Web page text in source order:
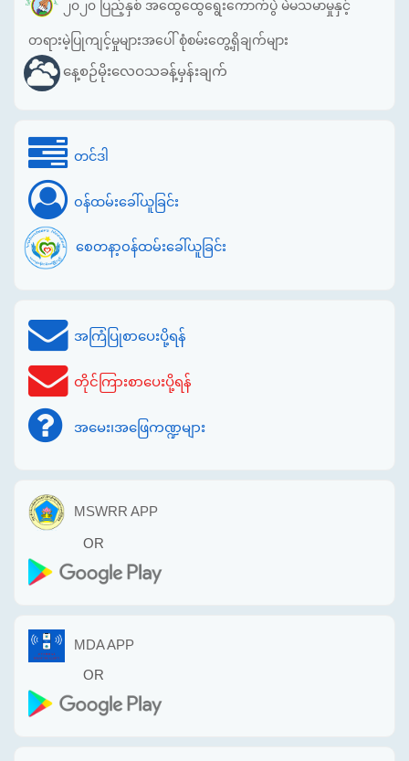
၂၀၂၀ ပြည့်နှစ် အထွေထွေရွေးကောက်ပွဲ မဲမသမာမှုနှင့်
တရားမဲ့ပြုကျင့်မှုများအပေါ် စုံစမ်းတွေ့ရှိချက်များ
နေ့စဉ်မိုးလေဝသခန့်မှန်းချက်
တင်ဒါ
ဝန်ထမ်းခေါ်ယူခြင်း
စေတနာ့ဝန်ထမ်းခေါ်ယူခြင်း
အကြံပြုစာပေးပို့ရန်
တိုင်ကြားစာပေးပို့ရန်
အမေး၊အဖြေကဏ္ဍများ
MSWRR APP
OR
MDA APP
OR